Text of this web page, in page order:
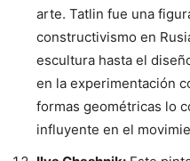
arte. Tatlin fue una
constructivismo en
escultura hasta el
en la experimentación
formas geométricas lo
influyente en el